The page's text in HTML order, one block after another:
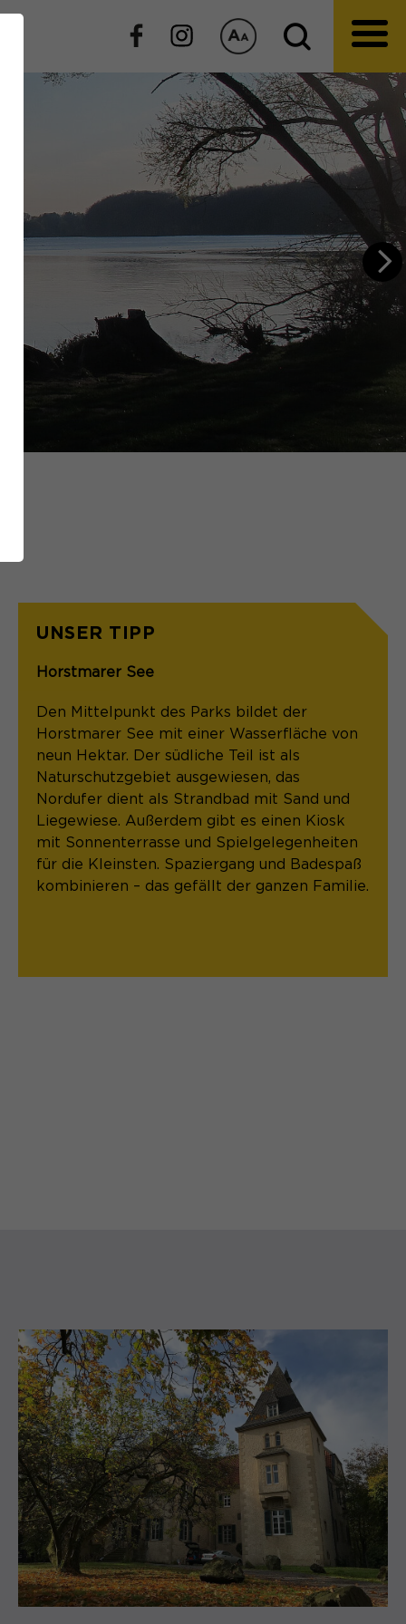
UNSER TIPP
Horstmarer See
Den Mittelpunkt des Parks bildet der
Horstmarer See mit einer Wasserfläche von
neun Hektar. Der südliche Teil ist als
Naturschutzgebiet ausgewiesen, das
Nordufer dient als Strandbad mit Sand und
Liegewiese. Außerdem gibt es einen Kiosk
mit Sonnenterrasse und Spielgelegenheiten
für die Kleinsten. Spaziergang und Badespaß
kombinieren – das gefällt der ganzen Familie.